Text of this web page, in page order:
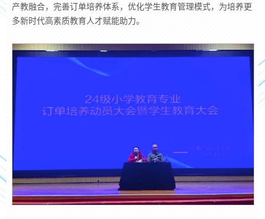
产教融合，完善订单培养体系，优化学生教育管理模式，为培养更
多新时代高素质教育人才赋能助力。